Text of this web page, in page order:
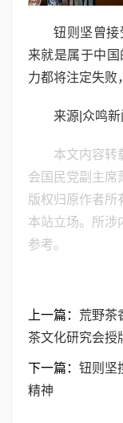
钮则坚曾接
来就是属于中
力都将注定失败
来源|众鸣新
本文内容转
会国民党副主席
版权归原作者所
本站立场。所涉
参考。
上一篇： 荒野茶
茶文化研究会授
下一篇： 钮则坚
精神